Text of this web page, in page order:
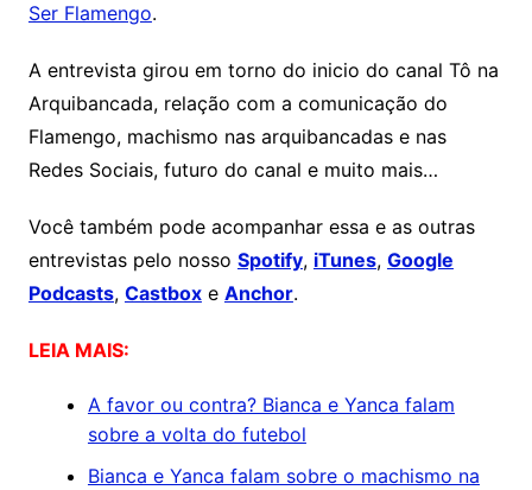
Ser Flamengo.
A entrevista girou em torno do inicio do canal Tô na
Arquibancada, relação com a comunicação do
Flamengo, machismo nas arquibancadas e nas
Redes Sociais, futuro do canal e muito mais…
Você também pode acompanhar essa e as outras
entrevistas pelo nosso Spotify, iTunes, Google
Podcasts, Castboxe Anchor.
LEIA MAIS:
A favor ou contra? Bianca e Yanca falam
sobre a volta do futebol
Bianca e Yanca falam sobre o machismo na